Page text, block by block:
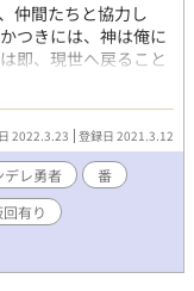
仲間たちと協力し
つきには、神は俺に
即、現世へ戻ること
してる!!」と言い寄
らまだしも、筋肉ム
。嬉しくないどころ
る!!!! これは、魔王討
れを追いかける竜
はフィクションで
ついては関係あり
す。この物語はし
君の「じらしプレ
2022.3.23 登録日 2021.3.12
デレ勇者
番
有り